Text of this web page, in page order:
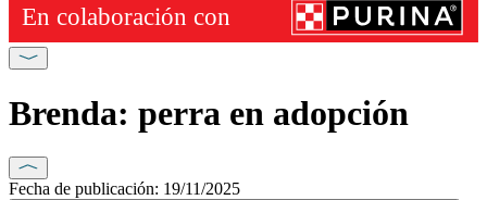
Brenda: perra en adopción
Fecha de publicación: 19/11/2025